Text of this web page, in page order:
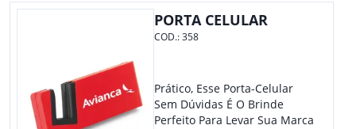
PORTA CELULAR
COD.:358
Prático, Esse Porta-Celular
Sem Dúvidas É O Brinde
Perfeito Para Levar Sua Marca